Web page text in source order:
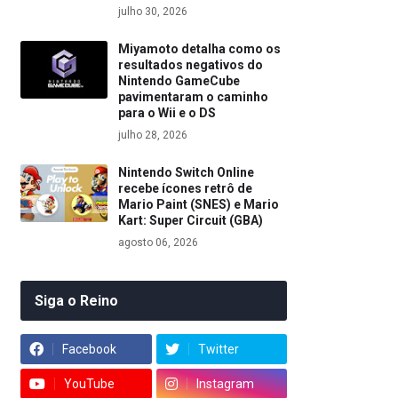
julho 30, 2026
Miyamoto detalha como os
resultados negativos do
Nintendo GameCube
pavimentaram o caminho
para o Wii e o DS
julho 28, 2026
Nintendo Switch Online
recebe ícones retrô de
Mario Paint (SNES) e Mario
Kart: Super Circuit (GBA)
agosto 06, 2026
Siga o Reino
Facebook Twitter
YouTube Instagram